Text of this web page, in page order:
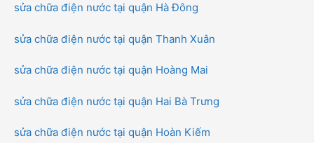
sửa chữa điện nước tại quận Hà Đông
sửa chữa điện nước tại quận Thanh Xuân
sửa chữa điện nước tại quận Hoàng Mai
sửa chữa điện nước tại quận Hai Bà Trưng
sửa chữa điện nước tại quận Hoàn Kiếm